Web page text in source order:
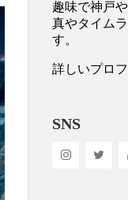
趣味で神戸
真やタイム
す。
詳しいプロ
SNS